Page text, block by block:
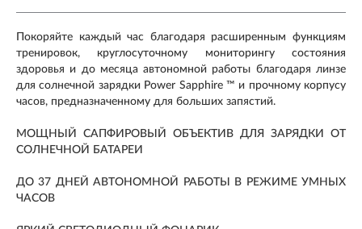
Покоряйте каждый час благодаря расширенным функциям
тренировок, круглосуточному мониторингу состояния
здоровья и до месяца автономной работы благодаря линзе
для солнечной зарядки Power Sapphire ™ и прочному корпусу
часов, предназначенному для больших запястий.
МОЩНЫЙ САПФИРОВЫЙ ОБЪЕКТИВ ДЛЯ ЗАРЯДКИ ОТ
СОЛНЕЧНОЙ БАТАРЕИ
ДО 37 ДНЕЙ АВТОНОМНОЙ РАБОТЫ В РЕЖИМЕ УМНЫХ
ЧАСОВ